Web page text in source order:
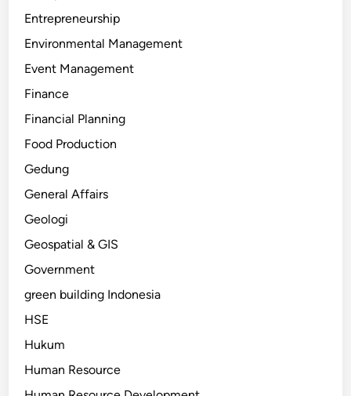
Entrepreneurship
Environmental Management
Event Management
Finance
Financial Planning
Food Production
Gedung
General Affairs
Geologi
Geospatial & GIS
Government
green building Indonesia
HSE
Hukum
Human Resource